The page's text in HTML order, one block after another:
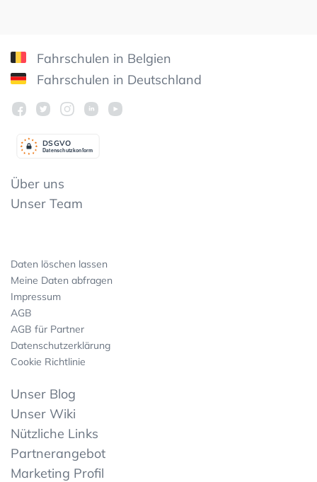
Fahrschulen in Belgien
Fahrschulen in Deutschland
Datenschutzkonform
DSGVO
Über uns
Unser Team
Daten löschen lassen
Meine Daten abfragen
Impressum
AGB
AGB für Partner
Datenschutzerklärung
Cookie Richtlinie
Unser Blog
Unser Wiki
Nützliche Links
Partnerangebot
Marketing Profil